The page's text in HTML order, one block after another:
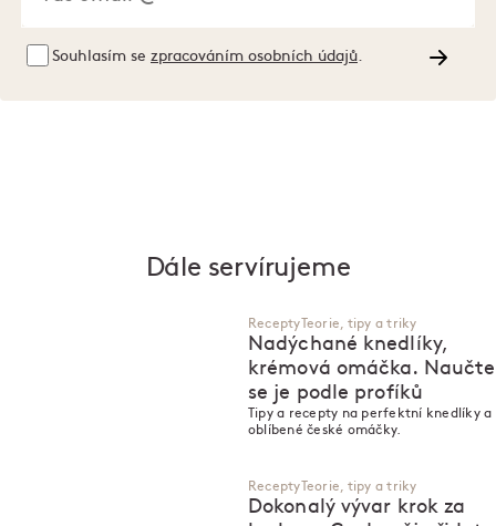
Souhlasím se zpracováním osobních údajů
Dále servírujeme
Recepty Teorie, tipy a triky
Nadýchané knedlíky,
krémová omáčka. Naučte
se je podle profíků
Tipy a recepty na perfektní knedlíky a
oblíbené české omáčky.
Recepty Teorie, tipy a triky
Dokonalý vývar krok za